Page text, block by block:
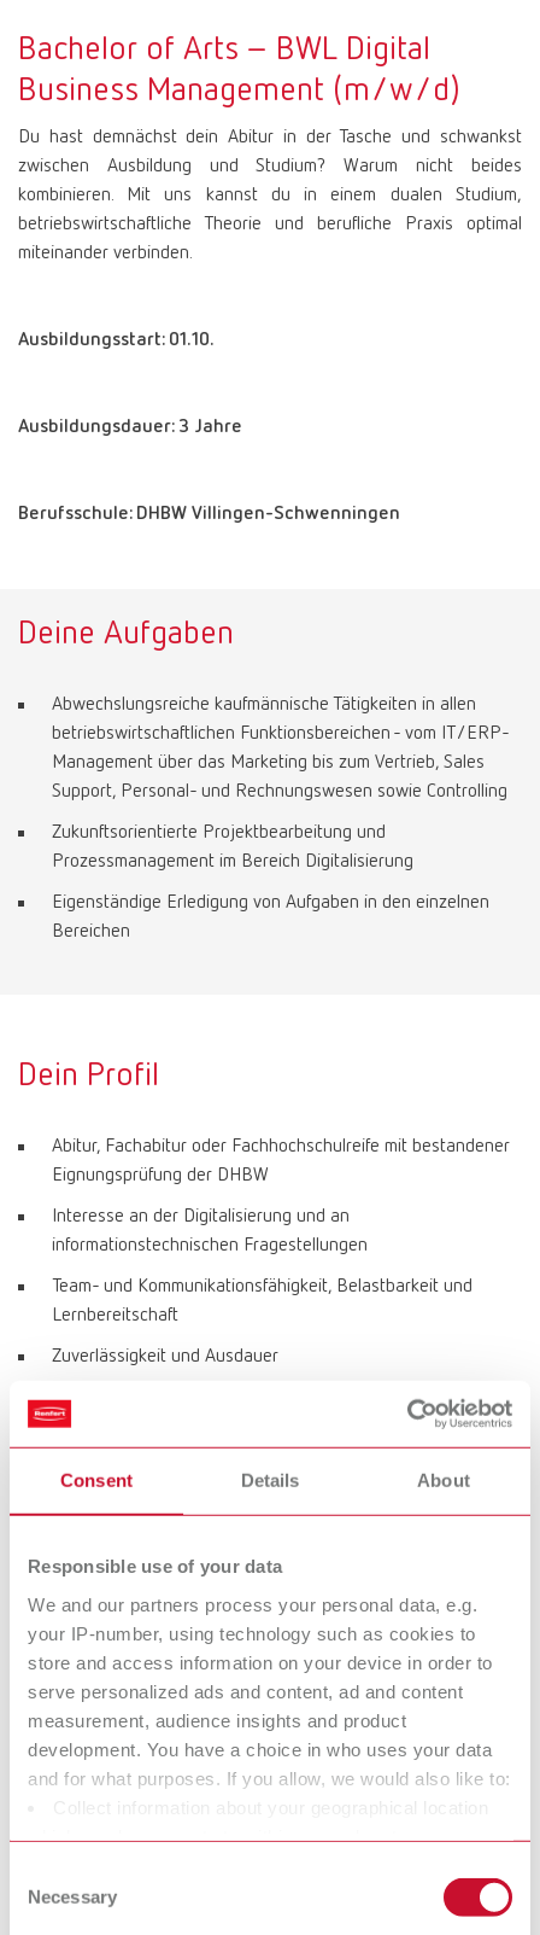
Consent Details About
Responsible use of your data
We and our partners process your personal data, e.g.
your IP-number, using technology such as cookies to
store and access information on your device in order to
serve personalized ads and content, ad and content
measurement, audience insights and product
development. You have a choice in who uses your data
and for what purposes. If you allow, we would also like to:
Collect information about your geographical location
characteristics (fingerprinting)
Find out more about how your personal data is processed
Selection
Necessary
Bachelor of Arts – BWL Digital
Business Management (m/w/d)
Du hast demnächst dein Abitur in der Tasche und schwankst
zwischen Ausbildung und Studium? Warum nicht beides
kombinieren. Mit uns kannst du in einem dualen Studium,
betriebswirtschaftliche Theorie und berufliche Praxis optimal
miteinander verbinden.
Ausbildungsstart: 01.10.
Ausbildungsdauer: 3 Jahre
Berufsschule: DHBW Villingen-Schwenningen
Deine Aufgaben
Abwechslungsreiche kaufmännische Tätigkeiten in allen
betriebswirtschaftlichen Funktionsbereichen - vom IT/ERP-
Management über das Marketing bis zum Vertrieb, Sales
Support, Personal- und Rechnungswesen sowie Controlling
Zukunftsorientierte Projektbearbeitung und
Prozessmanagement im Bereich Digitalisierung
Eigenständige Erledigung von Aufgaben in den einzelnen
Bereichen
Dein Profil
Abitur, Fachabitur oder Fachhochschulreife mit bestandener
Eignungsprüfung der DHBW
Interesse an der Digitalisierung und an
informationstechnischen Fragestellungen
Team- und Kommunikationsfähigkeit, Belastbarkeit und
Lernbereitschaft
Zuverlässigkeit und Ausdauer
Gute Englischkenntnisse